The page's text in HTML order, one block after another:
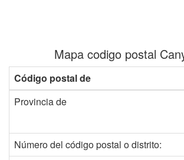
Mapa codigo postal
Código postal de
Provincia de
Número del código postal o distrito: